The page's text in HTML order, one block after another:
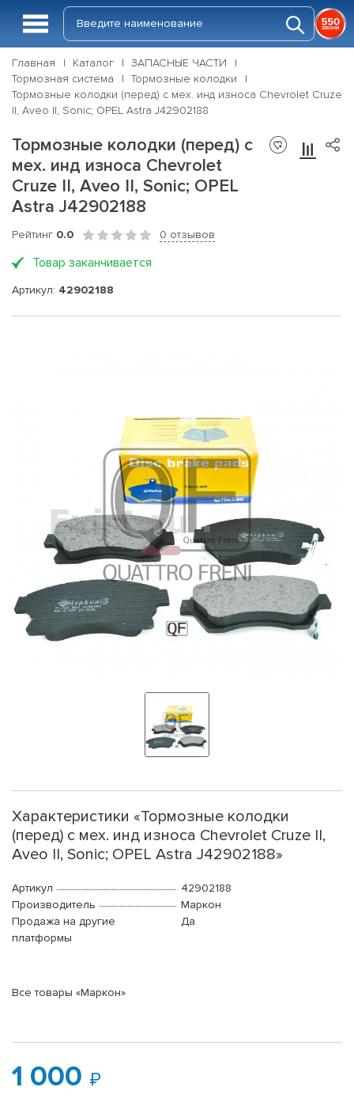
Главная Каталог
ЗАПАСНЫЕ ЧАСТИ
Тормозная система
Тормозные колодки
Тормозные колодки (перед) с мех. инд износа Chevrolet Cruze
II, Aveo II, Sonic; OPEL Astra J42902188
Тормозные колодки (перед) с
мех. инд износа Chevrolet
Cruze II, Aveo II, Sonic; OPEL
Astra J42902188
Рейтинг 0.0 0 отзывов
Товар заканчивается
Артикул: 42902188
Характеристики «Тормозные колодки
(перед) с мех. инд износа Chevrolet Cruze II,
Aveo II, Sonic; OPEL Astra J42902188»
Артикул
42902188
Производитель
Маркон
Продажа на другие
платформы
Да
Все товары «Маркон»
1 000